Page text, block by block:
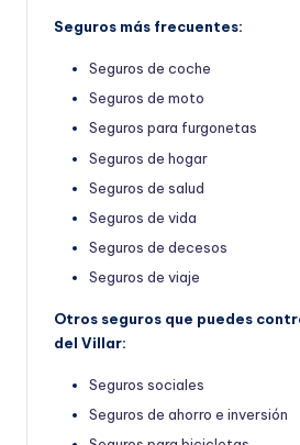
Seguros más frecuentes:
Seguros de coche
Seguros de moto
Seguros para furgonetas
Seguros de hogar
Seguros de salud
Seguros de vida
Seguros de decesos
Seguros de viaje
Otros seguros que puedes
del Villar:
Seguros sociales
Seguros de ahorro e inversión